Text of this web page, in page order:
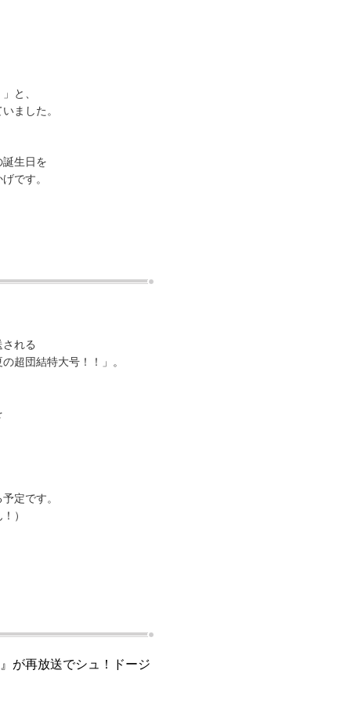
と、
ました。
生日を
です。
れる
超団結特大号！！」。
定です。
）
が再放送でシュ！ドージ